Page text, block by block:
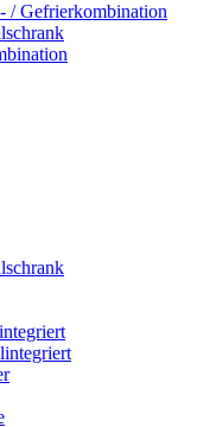
/ Gefrierkombination